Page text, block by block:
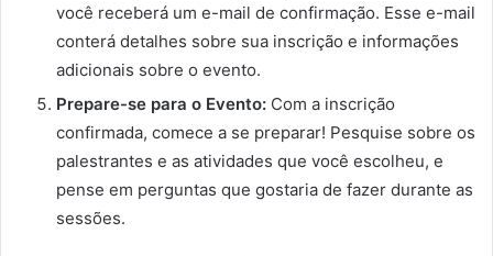
você receberá um e-mail de confirmação. Esse e-mail
conterá detalhes sobre sua inscrição e informações
adicionais sobre o evento.
Prepare-se para o Evento: Com a inscrição
confirmada, comece a se preparar! Pesquise sobre os
palestrantes e as atividades que você escolheu, e
pense em perguntas que gostaria de fazer durante as
sessões.